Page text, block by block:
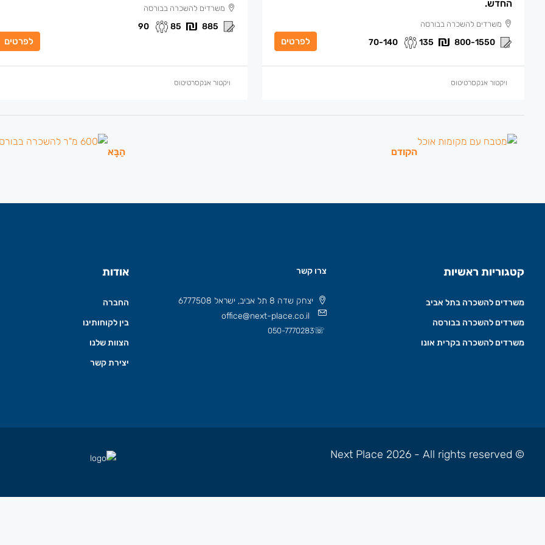
החדש.
משרדים להשכרה בבורסה
800-1550
135
70-140 לפרטים
ויקטור אנקסרטיטוס
משרדים להשכרה בבורסה
885
85
90
לפרטים
ויקטור אנקסרטיטוס
הקודם הַבָּא
קטגוריות ראשיות
משרדים להשכרה בתל אביב
משרדים להשכרה בבורסה
משרדים להשכרה בקרית אונו
צרו קשר
יצחק שדה 8 תל אביב, ישראל 6777508
office@next-place.co.il
☏
050-7770283
אודות
החברה
בין לקוחותינו
הצוות שלנו
יצירת קשר
© Next Place 2026 - All rights reserved